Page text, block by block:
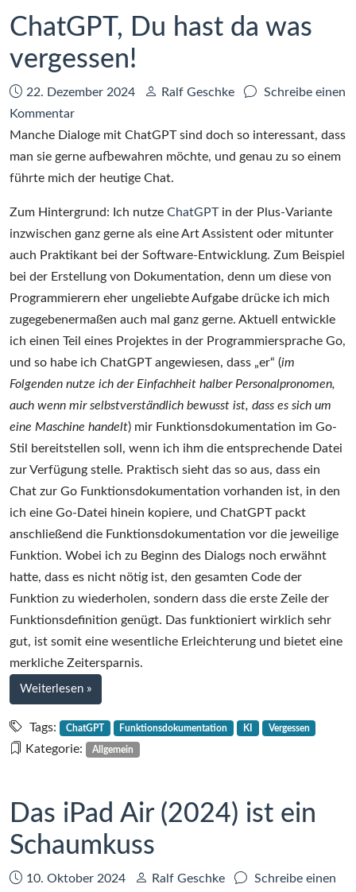
Heimnetz
mit
pfSense
ChatGPT, Du hast da was
vergessen!
Datum:
22. Dezember 2024 Autor:
Ralf Geschke
Schreibe einen
Kommentarzu
ChatGPT,
Du
hast
was
vergessen!
Manche Dialoge mit ChatGPT sind doch so interessant, dass
man sie gerne aufbewahren möchte, und genau zu so einem
führte mich der heutige Chat.
Zum Hintergrund: Ich nutze ChatGPTin der Plus-Variante
inzwischen ganz gerne als eine Art Assistent oder mitunter
auch Praktikant bei der Software-Entwicklung. Zum Beispiel
bei der Erstellung von Dokumentation, denn um diese von
Programmierern eher ungeliebte Aufgabe drücke ich mich
zugegebenermaßen auch mal ganz gerne. Aktuell entwickle
ich einen Teil eines Projektes in der Programmiersprache Go,
und so habe ich ChatGPT angewiesen, dass „er“ (im
Folgenden nutze ich der Einfachheit halber Personalpronomen,
auch wenn mir selbstverständlich bewusst ist, dass es sich um
eine Maschine handelt) mir Funktionsdokumentation im Go-
Stil bereitstellen soll, wenn ich ihm die entsprechende Datei
zur Verfügung stelle. Praktisch sieht das so aus, dass ein
Chat zur Go Funktionsdokumentation vorhanden ist, in den
ich eine Go-Datei hinein kopiere, und ChatGPT packt
anschließend die Funktionsdokumentation vor die jeweilige
Funktion. Wobei ich zu Beginn des Dialogs noch erwähnt
hatte, dass es nicht nötig ist, den gesamten Code der
Funktion zu wiederholen, sondern dass die erste Zeile der
Funktionsdefinition genügt. Das funktioniert wirklich sehr
gut, ist somit eine wesentliche Erleichterung und bietet eine
merkliche Zeitersparnis.
Weiterlesen bei
ChatGPT,
Du
hast
vergessen!
»
Tags: ChatGPT Funktionsdokumentation KI Vergessen
Kategorie: Allgemein
Das iPad Air (2024) ist ein
Schaumkuss
Datum:
10. Oktober 2024 Autor:
Ralf Geschke
Schreibe einen